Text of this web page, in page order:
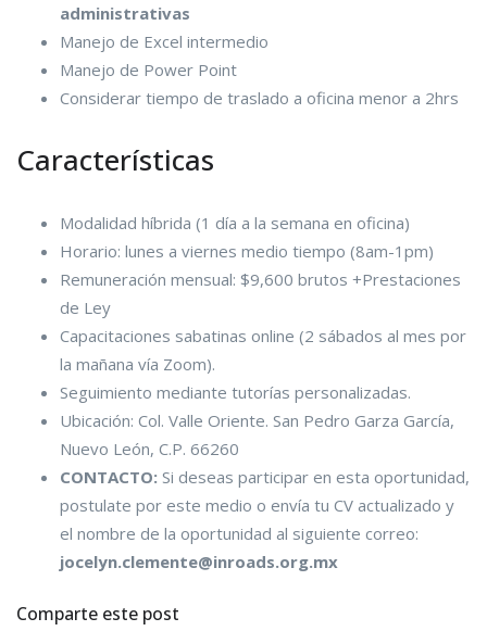
administrativas
Manejo de Excel intermedio
Manejo de Power Point
Considerar tiempo de traslado a oficina menor a 2hrs
Características
Modalidad híbrida (1 día a la semana en oficina)
Horario: lunes a viernes medio tiempo (8am-1pm)
Remuneración mensual: $9,600 brutos +Prestaciones
de Ley
Capacitaciones sabatinas online (2 sábados al mes por
la mañana vía Zoom).
Seguimiento mediante tutorías personalizadas.
Ubicación: Col. Valle Oriente. San Pedro Garza García,
Nuevo León, C.P. 66260
CONTACTO: Si deseas participar en esta oportunidad,
postulate por este medio o envía tu CV actualizado y
el nombre de la oportunidad al siguiente correo:
jocelyn.clemente@inroads.org.mx
Comparte este post